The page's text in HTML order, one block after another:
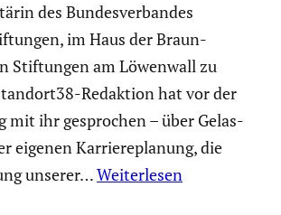
des Bundes­ver­bandes
im Haus der Braun­
Stiftungen am Löwenwall zu
Redaktion hat vor der
mit ihr gespro­chen – über Gelas­
eigenen Karrie­re­pla­nung, die
unserer…Weiterlesen